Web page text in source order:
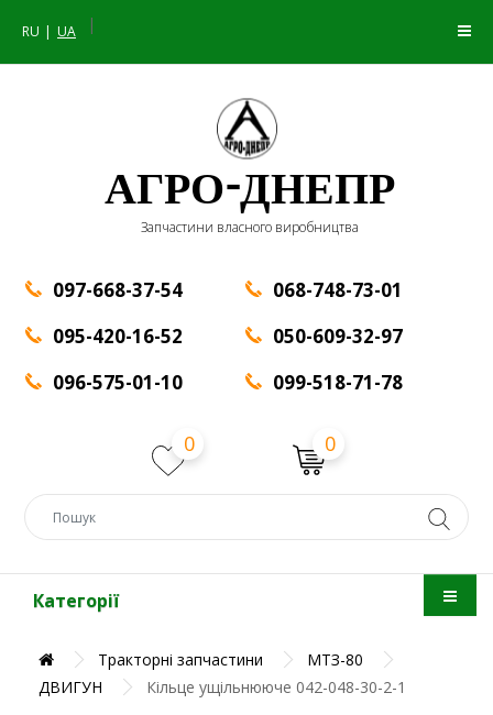
RU UA |
АГРО-ДНЕПР
Запчастини власного виробництва
097-668-37-54
095-420-16-52
096-575-01-10
068-748-73-01
050-609-32-97
099-518-71-78
0 0
Категорії
Тракторні запчастини
МТЗ-80
ДВИГУН
Кільце ущільнююче 042-048-30-2-1